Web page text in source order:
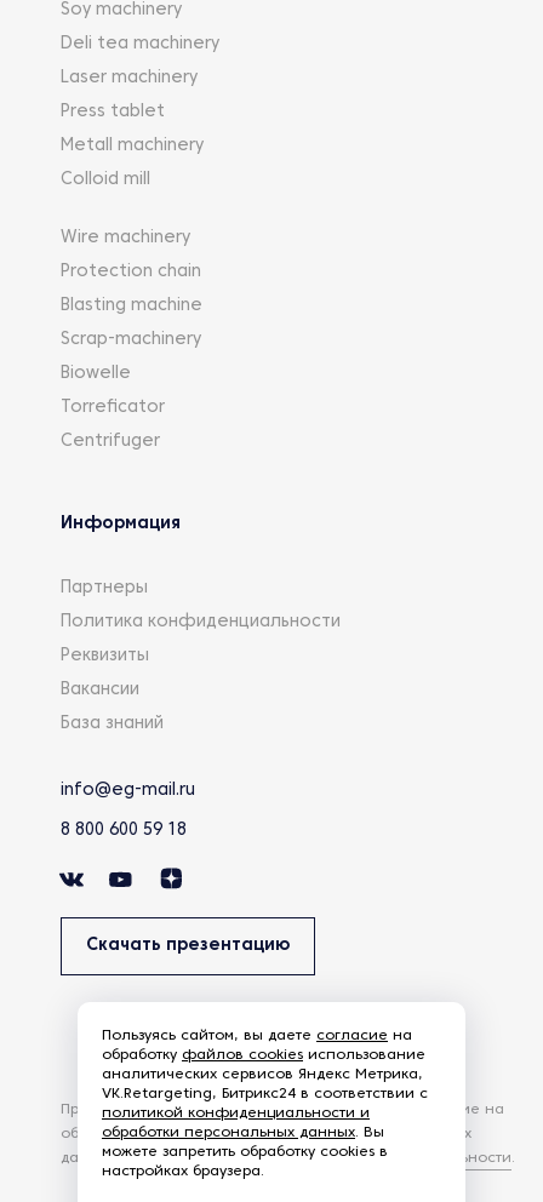
Soy machinery
Deli tea machinery
Laser machinery
Press tablet
Metall machinery
Colloid mill
Wire machinery
Protection chain
Blasting machine
Scrap-machinery
Biowelle
Torreficator
Centrifuger
Информация
Партнеры
Политика конфиденциальности
Реквизиты
Вакансии
База знаний
info@eg-mail.ru
8 800 600 59 18
Скачать презентацию
Продолжая использовать наш сайт, вы даете согласие на
обработку файлов Cookies и других пользовательских
данных, в соответствии сПолитикой конфиденциальности.
Пользуясь сайтом, вы даете согласие на
обработку файлов cookies использование
аналитических сервисов Яндекс Метрика,
VK.Retargeting, Битрикс24 в соответствии с
политикой конфиденциальности и
обработки персональных данных. Вы
можете запретить обработку cookies в
настройках браузера.